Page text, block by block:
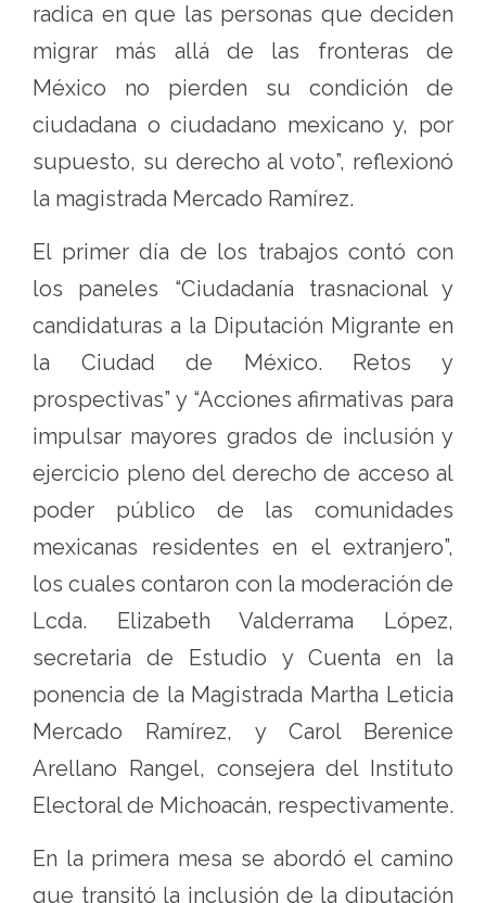
radica en que las personas que deciden
migrar más allá de las fronteras de
México no pierden su condición de
ciudadana o ciudadano mexicano y, por
supuesto, su derecho al voto”, reflexionó
la magistrada Mercado Ramírez.
El primer día de los trabajos contó con
los paneles “Ciudadanía trasnacional y
candidaturas a la Diputación Migrante en
la Ciudad de México. Retos y
prospectivas” y “Acciones afirmativas para
impulsar mayores grados de inclusión y
ejercicio pleno del derecho de acceso al
poder público de las comunidades
mexicanas residentes en el extranjero”,
los cuales contaron con la moderación de
Lcda. Elizabeth Valderrama López,
secretaria de Estudio y Cuenta en la
ponencia de la Magistrada Martha Leticia
Mercado Ramírez, y Carol Berenice
Arellano Rangel, consejera del Instituto
Electoral de Michoacán, respectivamente.
En la primera mesa se abordó el camino
que transitó la inclusión de la diputación